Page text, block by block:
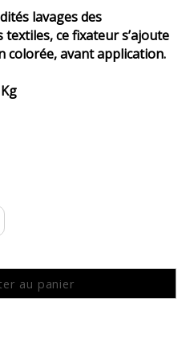
lavages des
ce fixateur s’ajoute
colorée, avant application.
au panier